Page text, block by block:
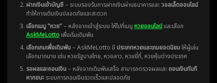
ฝากเงินเข้าบัญชี– ระบบรองรับการฝากเงินผ่านธนาคารและวอลเล็ตออนไลน์
ทำให้การเติมเงินปลอดภัยและสะดวก
เลือกเมนู "หวย"– หลังจากเข้าสู่ระบบ ให้ไปที่เมนู หวยออนไลน์และเลือก
AskMeLottoเพื่อเริ่มเดิมพัน
เลือกเกมเพื่อเดิมพัน– AskMeLotto มี ประเภทหวยและเกมยอดนิยมให้ผู้เล่น
เลือกมากมาย เช่น หวยรัฐบาลไทย, หวยลาว, หวยยี่กี่, หวยหุ้นต่างประเทศ
รอผลและถอนเงิน– หลังจากเดิมพันเสร็จ สามารถตรวจผลและ ถอนเงินทันที
หากชนะระบบการถอนเงินรวดเร็วและปลอดภัย